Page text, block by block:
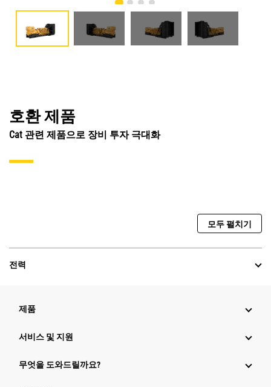
호환 제품
Cat 관련 제품으로 장비 투자 극대화
모두 펼치기
전력
제품
서비스 및 지원
무엇을 도와드릴까요?